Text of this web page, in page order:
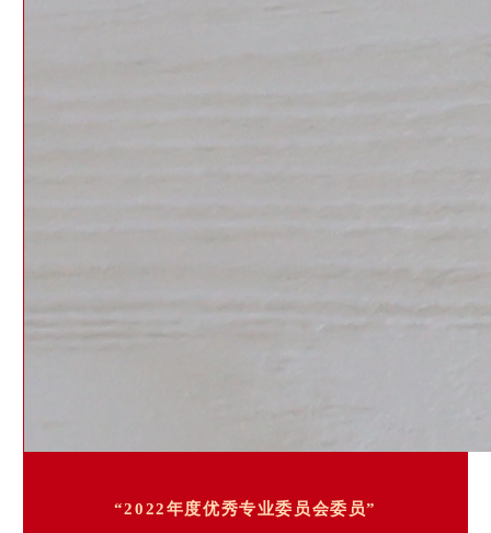
“2022年度优秀专业委员会委员”